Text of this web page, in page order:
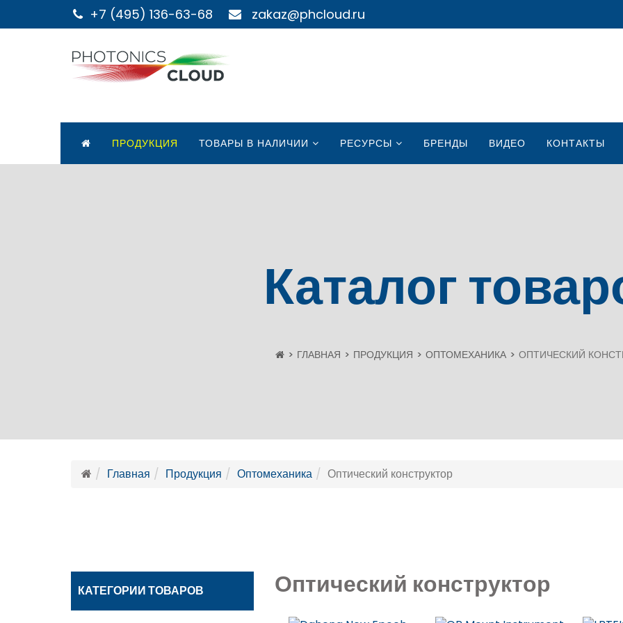
+7 (495) 136-63-68 zakaz@phcloud.ru
ПРОДУКЦИЯ ТОВАРЫ В НАЛИЧИИ РЕСУРСЫ БРЕНДЫ ВИДЕО КОНТАКТЫ
Каталог
ГЛАВНАЯ ПРОДУКЦИЯ ОПТОМЕХАНИКА ОПТИЧЕСКИЙ
Главная Продукция Оптомеханика Оптический конструктор
КАТЕГОРИИ ТОВАРОВ Оптический конструктор